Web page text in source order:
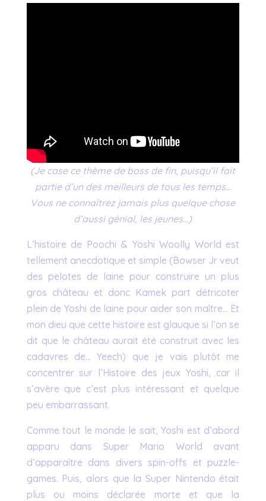
(Je case ce thème de boss de fin, puisqu’il fait
partie d’un des meilleurs de tous les temps…
Vous ne connaîtrez jamais plus quelque chose
d’aussi génial, les jeunes…)
L’histoire de Poochi & Yoshi Woolly World est
tellement anecdotique et simple (Bowser Jr veut
des pelotes de laine pour construire un plus
gros château et donc Kamek part détricoter
plein de Yoshi de laine pour aider son maître… Et
mon dieu que cette histoire est glauque si l’on se
dit que le château aurait été construit avec les
cadavres de… Yeech) que je vais plutôt me
concentrer sur l’Histoire des jeux Yoshi, car il
s’avère que c’est plus intéressant et quelque
peu embarrassant.
Comme tout le monde le sait, Yoshi est d’abord
apparu dans Super Mario World avant
d’apparaître dans divers spin-offs et puzzle-
games. Puis, alors que la Super Nintendo était
plus ou moins déclarée morte et que la